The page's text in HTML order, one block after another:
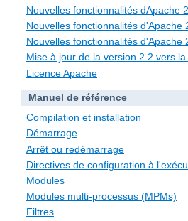
Nouvelles fonctionnalités dApache
Nouvelles fonctionnalités d'Apache
Nouvelles fonctionnalités d'Apache
Mise à jour de la version 2.2 vers
Licence Apache
Manuel de référence
Compilation et installation
Démarrage
Arrêt ou redémarrage
Directives de configuration à
Modules
Modules multi-processus (MPMs)
Filtres